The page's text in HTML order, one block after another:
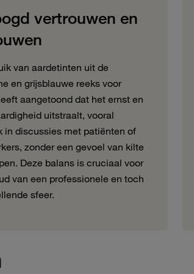
vertrouwen en
van aardetinten uit de
en grijsblauwe reeks voor
aangetoond dat het ernst en
uitstraalt, vooral
in discussies met patiënten of
zonder een gevoel van kilte
Deze balans is cruciaal voor
van een professionele en toch
sfeer.